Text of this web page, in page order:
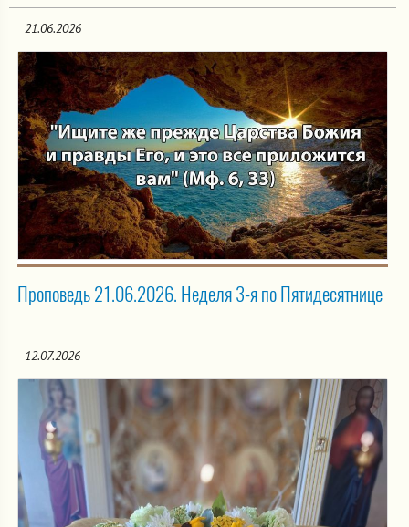
21.06.2026
Проповедь 21.06.2026. Неделя 3-я по Пятидесятнице
12.07.2026